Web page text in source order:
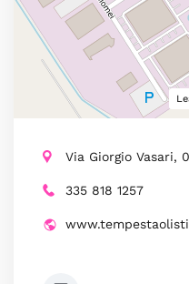
Via Giorgio Vasari,
335 818 1257